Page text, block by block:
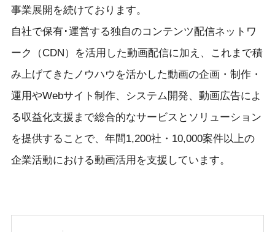
事業展開を続けております。
自社で保有･運営する独自のコンテンツ配信ネットワ
ーク（CDN）を活用した動画配信に加え、これまで積
み上げてきたノウハウを活かした動画の企画・制作・
運用やWebサイト制作、システム開発、動画広告によ
る収益化支援まで総合的なサービスとソリューション
を提供することで、年間1,200社・10,000案件以上の
企業活動における動画活用を支援しています。